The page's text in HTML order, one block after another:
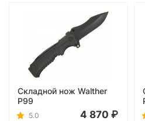
Складной нож Walther
P99
5.0 4 870